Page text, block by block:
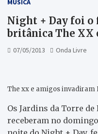
MÚSICA
Night + Day foi o
britânica The XX
07/05/2013 Onda Livre
The xx e amigos invadiram
Os Jardins da Torre de
receberam no